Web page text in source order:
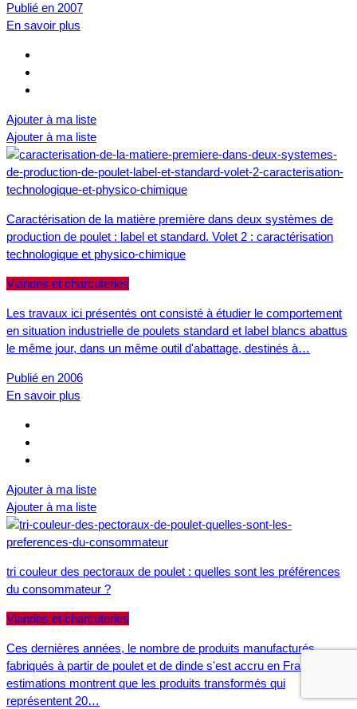
Publié en 2007
En savoir plus
Ajouter à ma liste
Ajouter à ma liste
Caractérisation de la matière première dans deux systèmes de
production de poulet : label et standard. Volet 2 : caractérisation
technologique et physico-chimique
Viandes et charcuteries
Les travaux ici présentés ont consisté à étudier le comportement
en situation industrielle de poulets standard et label blancs abattus
le même jour, dans un même outil d'abattage, destinés à…
Publié en 2006
En savoir plus
Ajouter à ma liste
Ajouter à ma liste
tri couleur des pectoraux de poulet : quelles sont les préférences
du consommateur ?
Viandes et charcuteries
Ces dernières années, le nombre de produits manufacturés
fabriqués à partir de poulet et de dinde s'est accru en France. Des
estimations montrent que les produits transformés qui
représentent 20…